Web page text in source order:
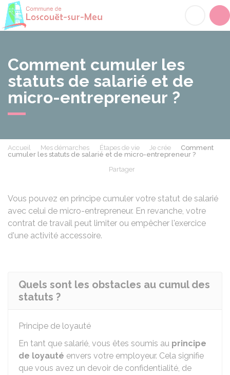
Comment cumuler les
statuts de salarié et de
micro-entrepreneur ?
Accueil Mes démarches Étapes de vie Je crée
Comment
cumuler les statuts de salarié et de micro-entrepreneur ?
Partager
Vous pouvez en principe cumuler votre statut de salarié
avec celui de micro-entrepreneur. En revanche, votre
contrat de travail peut limiter ou empêcher l'exercice
d'une activité accessoire.
Quels sont les obstacles au cumul des
statuts ?
Principe de loyauté
En tant que salarié, vous êtes soumis au principe
de loyauté envers votre employeur. Cela signifie
que vous avez un devoir de confidentialité, de